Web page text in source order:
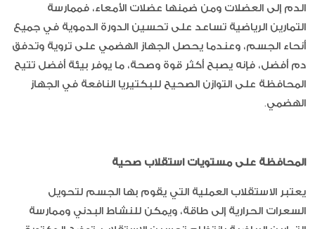
الدم إلى العضلات ومن ضمنها عضلات الأمعاء، فممارسة
التمارين الرياضية تساعد على تحسين الدورة الدموية في جميع
أنحاء الجسم، وعندما يحصل الجهاز الهضمي على تروية وتدفق
دم أفضل، فإنه يصبح أكثر قوة وصحة، ما يوفر بيئة أفضل تتيح
المحافظة على التوازن الصحيح للبكتيريا النافعة في الجهاز
الهضمي.
المحافظة على مستويات استقلاب صحية
يعتبر الاستقلاب العملية التي يقوم بها الجسم لتحويل
السعرات الحرارية إلى طاقة، ويمكن للنشاط البدني وممارسة